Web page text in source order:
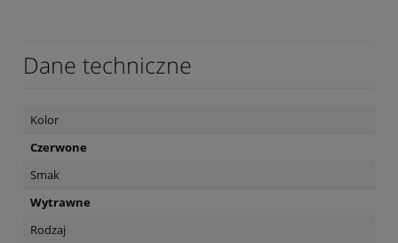
Dane techniczne
Kolor
Czerwone
Smak
Wytrawne
Rodzaj